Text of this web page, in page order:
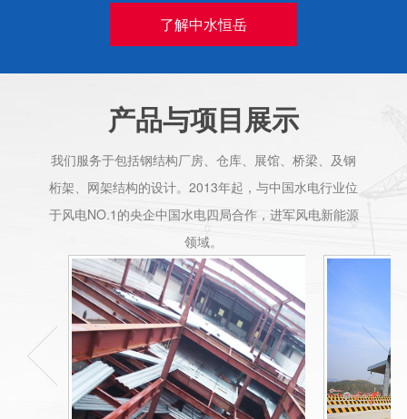
了解中水恒岳
产品与项目展示
我们服务于包括钢结构厂房、仓库、展馆、桥梁、及钢
桁架、网架结构的设计。2013年起，与中国水电行业位
于风电NO.1的央企中国水电四局合作，进军风电新能源
领域。